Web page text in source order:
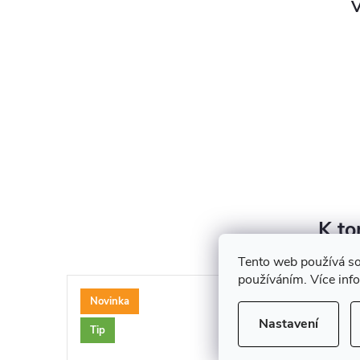
Tento web používá
používáním. Více
Nastavení
K
Novinka
Tip